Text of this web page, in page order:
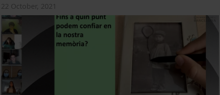
22 October, 2021